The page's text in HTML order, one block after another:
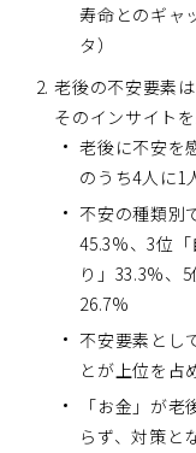
寿命とのギャ
タ）
老後の不安要素
そのインサイト
老後に不安を
のうち4人に1
不安の種類別
45.3%、3位
り」33.3%、
26.7%
不安要素とし
とが上位を占
「お金」が
らず、対策と